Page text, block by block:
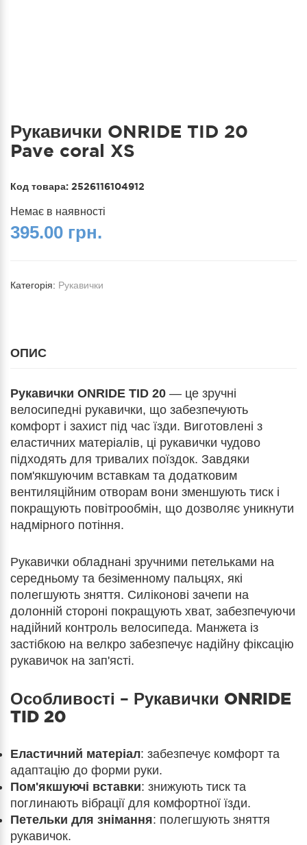
Рукавички ONRIDE TID 20
Pave coral XS
Код товара: 2526116104912
Немає в наявності
395.00 грн.
Категорія: Рукавички
ОПИС
Рукавички ONRIDE TID 20 — це зручні
велосипедні рукавички, що забезпечують
комфорт і захист під час їзди. Виготовлені з
еластичних матеріалів, ці рукавички чудово
підходять для тривалих поїздок. Завдяки
пом'якшуючим вставкам та додатковим
вентиляційним отворам вони зменшують тиск і
покращують повітрообмін, що дозволяє уникнути
надмірного потіння.
Рукавички обладнані зручними петельками на
середньому та безіменному пальцях, які
полегшують зняття. Силіконові зачепи на
долонній стороні покращують хват, забезпечуючи
надійний контроль велосипеда. Манжета із
застібкою на велкро забезпечує надійну фіксацію
рукавичок на зап'ясті.
Особливості – Рукавички ONRIDE
TID 20
Еластичний матеріал: забезпечує комфорт та
адаптацію до форми руки.
Пом'якшуючі вставки: знижують тиск та
поглинають вібрації для комфортної їзди.
Петельки для знімання: полегшують зняття
рукавичок.